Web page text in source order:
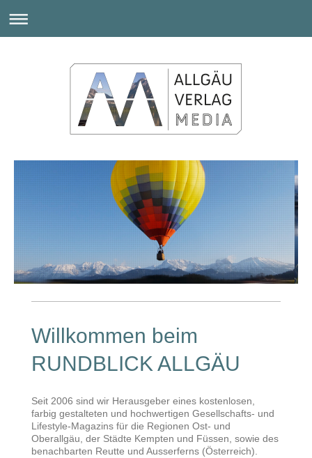
Willkommen beim
RUNDBLICK ALLGÄU
Seit 2006 sind wir Herausgeber eines kostenlosen,
farbig gestalteten und hochwertigen Gesellschafts- und
Lifestyle-Magazins für die Regionen Ost- und
Oberallgäu, der Städte Kempten und Füssen, sowie des
benachbarten Reutte und Ausserferns (Österreich).